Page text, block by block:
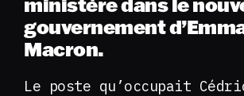
gouvernement
Macron.
Le poste qu’occupait